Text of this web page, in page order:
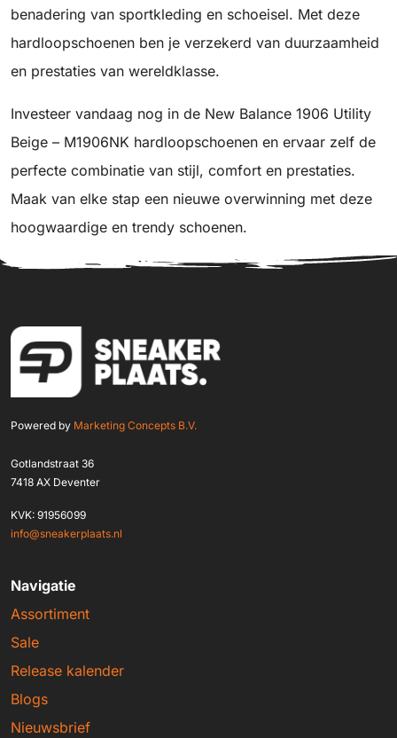
benadering van sportkleding en schoeisel. Met deze
hardloopschoenen ben je verzekerd van duurzaamheid
en prestaties van wereldklasse.
Investeer vandaag nog in de New Balance 1906 Utility
Beige – M1906NK hardloopschoenen en ervaar zelf de
perfecte combinatie van stijl, comfort en prestaties.
Maak van elke stap een nieuwe overwinning met deze
hoogwaardige en trendy schoenen.
Powered by Marketing Concepts B.V.
Gotlandstraat 36
7418 AX Deventer
KVK: 91956099
info@sneakerplaats.nl
Navigatie
Assortiment
Sale
Release kalender
Blogs
Nieuwsbrief